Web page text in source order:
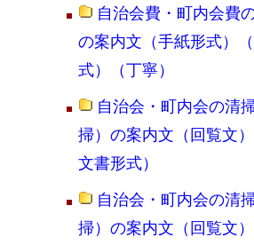
自治会費・町内会費
の案内文（手紙形式）
式）（丁寧）
自治会・町内会の清
掃）の案内文（回覧文
文書形式）
自治会・町内会の清
掃）の案内文（回覧文